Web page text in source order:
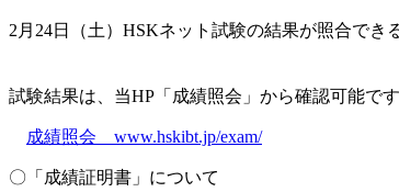
2月24日（土）HSKネット試験の結果が照合でき
試験結果は、当HP「成績照会」から確認可能です
成績照会 www.hskibt.jp/exam/
〇「成績証明書」について